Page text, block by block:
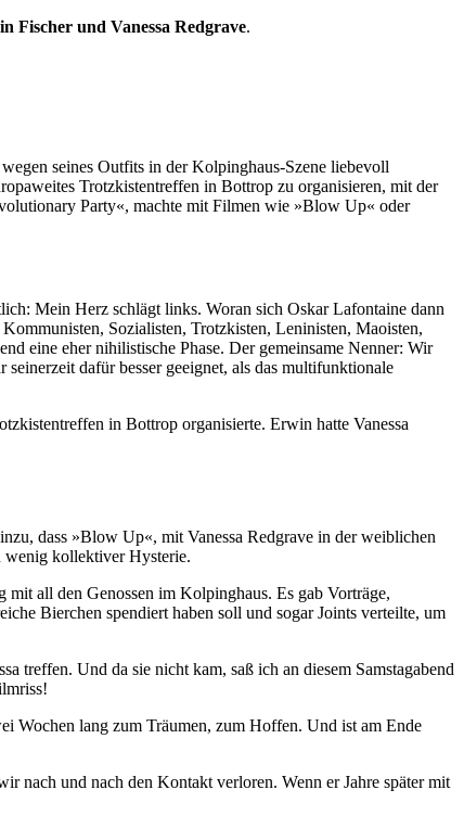
Fischer und Vanessa Redgrave.
seines Outfits in der Kolpinghaus-Szene liebevoll
Trotzkistentreffen in Bottrop zu organisieren, mit der
Party«, machte mit Filmen wie »Blow Up« oder
Mein Herz schlägt links. Woran sich Oskar Lafontaine dann
Sozialisten, Trotzkisten, Leninisten, Maoisten,
eine eher nihilistische Phase. Der gemeinsame Nenner: Wir
dafür besser geeignet, als das multifunktionale
in Bottrop organisierte. Erwin hatte Vanessa
dass »Blow Up«, mit Vanessa Redgrave in der weiblichen
wenig kollektiver Hysterie.
mit all den Genossen im Kolpinghaus. Es gab Vorträge,
Bierchen spendiert haben soll und sogar Joints verteilte, um
treffen. Und da sie nicht kam, saß ich an diesem Samstagabend
Wochen lang zum Träumen, zum Hoffen. Und ist am Ende
nach und nach den Kontakt verloren. Wenn er Jahre später mit